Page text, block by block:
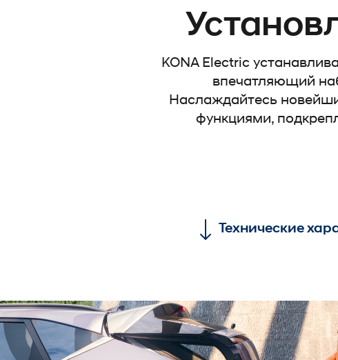
KONA Electric
впечатляющий
Наслаждайтесь
функциями,
Технические